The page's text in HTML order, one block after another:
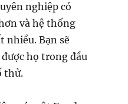
nghiệp có
và hệ thống
nhiều. Bạn sẽ
họ trong đầu
thử.